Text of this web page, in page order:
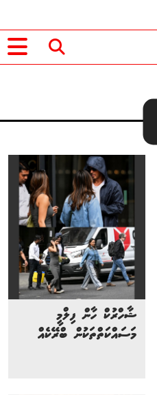
ޝާހްރުކް ހާން ފިލްމީ
މަސައްކަތްތަކުން ބްރޭކެއް